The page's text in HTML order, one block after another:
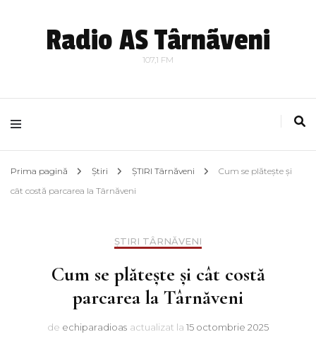
Radio AS Târnãveni
107,1 FM
Prima pagină Știri ȘTIRI Târnăveni
Cum se plătește și
cât costă parcarea la Târnăveni
ȘTIRI TÂRNĂVENI
Cum se plătește și cât costă
parcarea la Târnăveni
de echiparadioas actualizat la 15 octombrie 2025